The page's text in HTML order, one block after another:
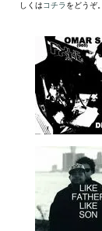
しくはコチラをどうぞ。